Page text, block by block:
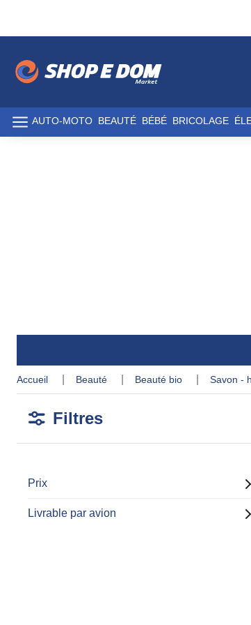
AUTO-MOTO BEAUTÉ BÉBÉ BRICOLAGE
accueil beauté beauté bio savon -
Filtres
Prix
Livrable par avion